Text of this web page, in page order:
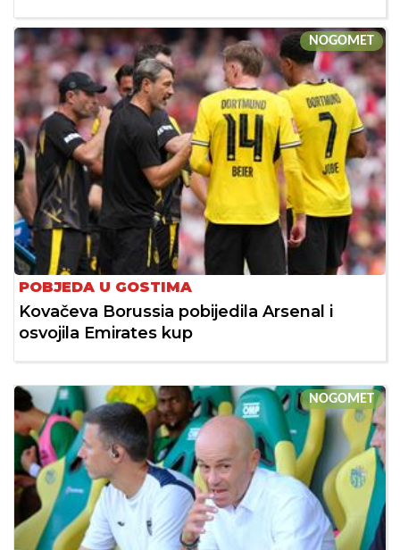
NOGOMET
POBJEDA U GOSTIMA
Kovačeva Borussia pobijedila Arsenal i
osvojila Emirates kup
NOGOMET